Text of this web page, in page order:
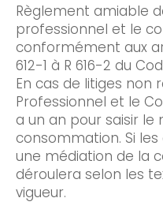
Règlement amiable
professionnel et le
conformément aux
612-1 à R 616-2 du
En cas de litiges non
Professionnel et le
a un an pour saisir le
consommation. Si
une médiation de la
déroulera selon les
vigueur.